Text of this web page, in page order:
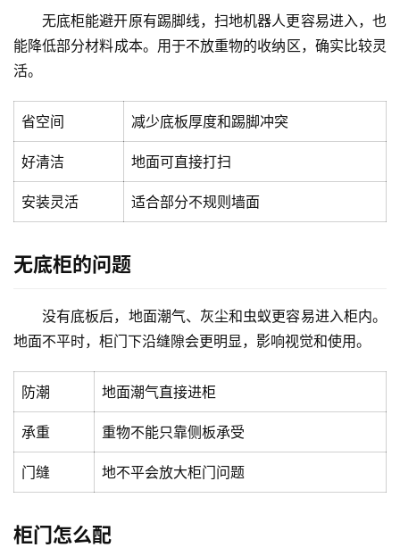
首
入
户
门
室
门
无底柜能避开原有踢脚线，扫地机器人更容易进入，也
能降低部分材料成本。用于不放重物的收纳区，确实比较灵
活。
省空间 减少底板厚度和踢脚冲突
好清洁 地面可直接打扫
安装灵活 适合部分不规则墙面
无底柜的问题
没有底板后，地面潮气、灰尘和虫蚁更容易进入柜内。
地面不平时，柜门下沿缝隙会更明显，影响视觉和使用。
防潮 地面潮气直接进柜
承重 重物不能只靠侧板承受
门缝 地不平会放大柜门问题
柜门怎么配